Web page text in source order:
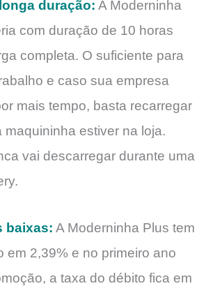
duração: A Moderninha
com duração de 10 horas
completa. O suficiente para
e caso sua empresa
mais tempo, basta recarregar
maquininha estiver na loja.
vai descarregar durante uma
baixas: A Moderninha Plus tem
em 2,39% e no primeiro ano
a taxa do débito fica em